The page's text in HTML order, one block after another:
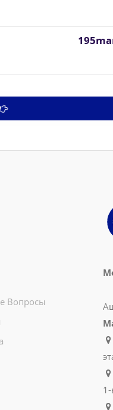
Вопросы